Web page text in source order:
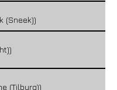
(Sneek))
(Tilburg))